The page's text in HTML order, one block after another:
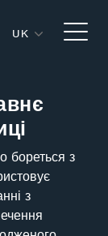
UK
бореться з
з